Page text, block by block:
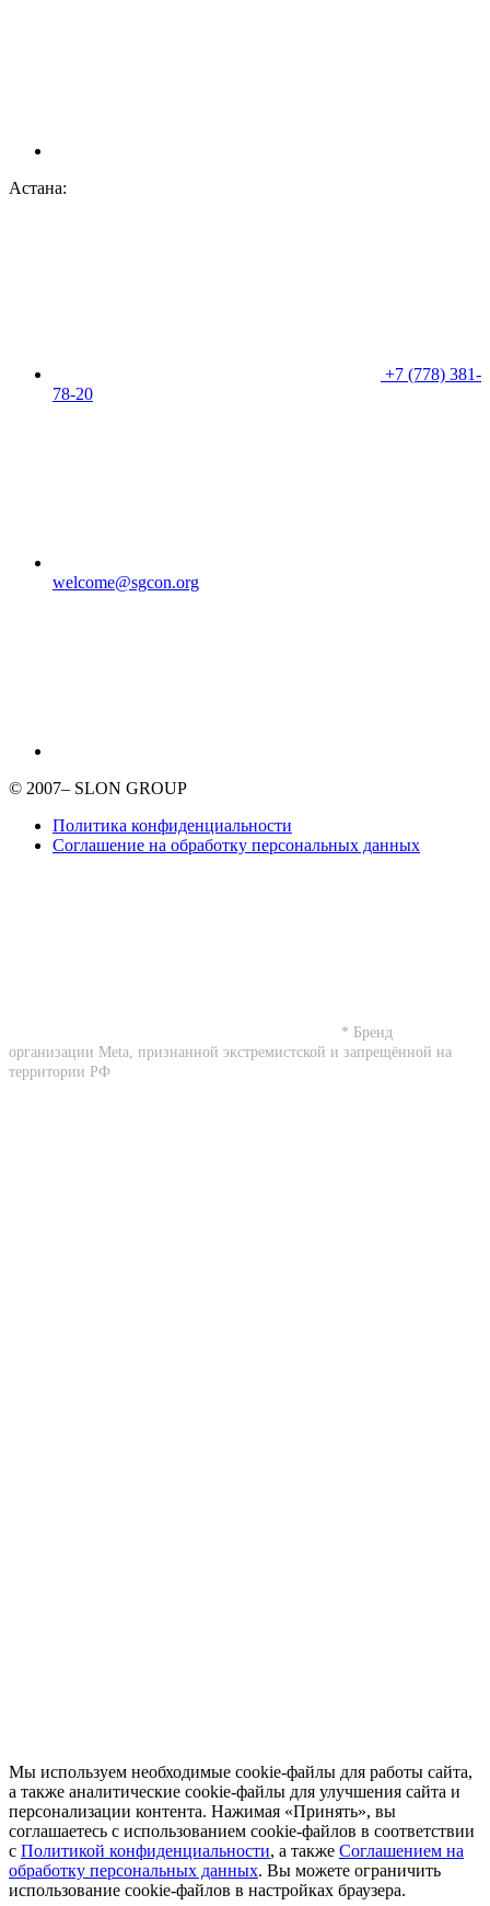
Астана:
+7 (778) 381-
78-20
welcome@sgcon.org
© 2007– SLON GROUP
Политика конфиденциальности
Соглашение на обработку персональных данных
* Бренд
организации Meta, признанной экстремистской и запрещённой на
территории РФ
Мы используем необходимые cookie-файлы для работы сайта,
а также аналитические cookie-файлы для улучшения сайта и
персонализации контента. Нажимая «Принять», вы
соглашаетесь с использованием cookie-файлов в соответствии
с Политикой конфиденциальности, а также Соглашением на
обработку персональных данных. Вы можете ограничить
использование cookie-файлов в настройках браузера.